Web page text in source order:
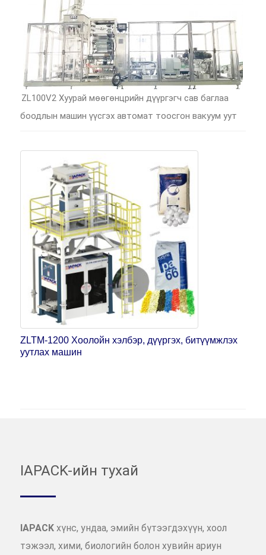
ZL100V2 Хуурай мөөгөнцрийн дүүргэгч сав баглаа
боодлын машин үүсгэх автомат тоосгон вакуум уут
ZLTM-1200 Хоолойн хэлбэр, дүүргэх, битүүмжлэх
уутлах машин
IAPACK-ийн тухай
IAPACK хүнс, ундаа, эмийн бүтээгдэхүүн, хоол
тэжээл, хими, биологийн болон хувийн ариун